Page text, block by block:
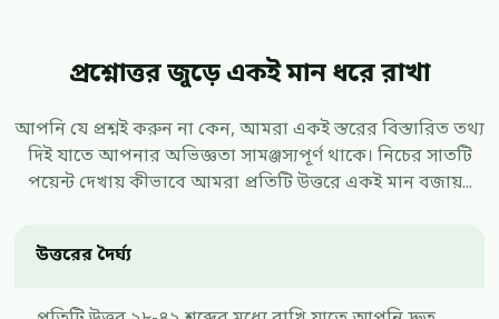
প্রশ্নোত্তর জুড়ে একই মান ধরে রাখা
আপনি যে প্রশ্নই করুন না কেন, আমরা একই স্তরের বিস্তারিত তথ্য
দিই যাতে আপনার অভিজ্ঞতা সামঞ্জস্যপূর্ণ থাকে। নিচের সাতটি
পয়েন্ট দেখায় কীভাবে আমরা প্রতিটি উত্তরে একই মান বজায়...
উত্তরের দৈর্ঘ্য